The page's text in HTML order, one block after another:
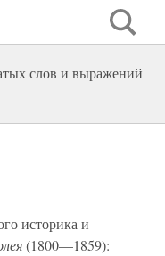
слов и выражений
историка и
(1800—1859):